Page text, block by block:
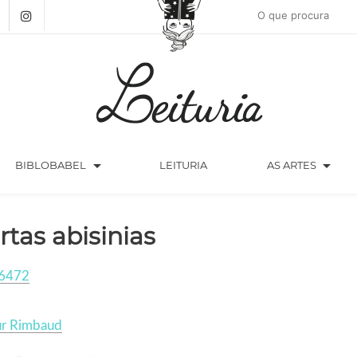
BIBLOBABEL arrow_drop_down LEITURIA AS ARTES arrow_drop_down
abisinias
Rimbaud